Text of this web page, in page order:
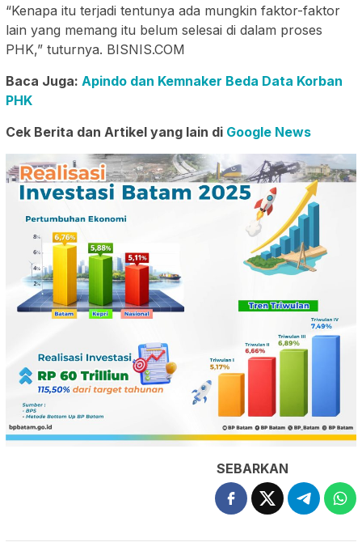
“Kenapa itu terjadi tentunya ada mungkin faktor-faktor
lain yang memang itu belum selesai di dalam proses
PHK,” tuturnya. BISNIS.COM
Baca Juga: Apindo dan Kemnaker Beda Data Korban
PHK
Cek Berita dan Artikel yang lain di Google News
SEBARKAN